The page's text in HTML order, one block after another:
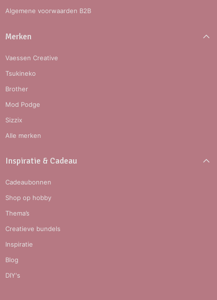
Algemene voorwaarden B2B
Merken
Vaessen Creative
Tsukineko
Brother
Mod Podge
Sizzix
Alle merken
Inspiratie & Cadeau
Cadeaubonnen
Shop op hobby
Thema’s
Creatieve bundels
Inspiratie
Blog
DIY's